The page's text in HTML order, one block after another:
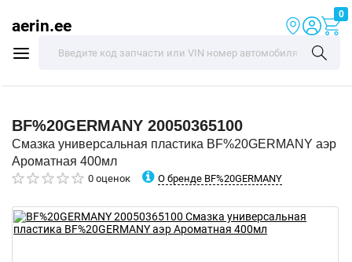
aerin.ee
0
BF%20GERMANY 20050365100
Смазка универсальная пластика BF%20GERMANY аэр
Ароматная 400мл
0 оценок О бренде BF%20GERMANY